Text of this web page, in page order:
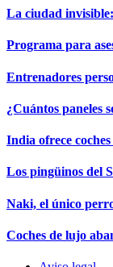
La ciudad invisible:
Programa para
Entrenadores
¿Cuántos paneles
India ofrece
Los pingüinos del
Naki, el único
Coches de lujo